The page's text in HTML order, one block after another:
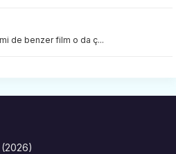
de benzer film o da ç...